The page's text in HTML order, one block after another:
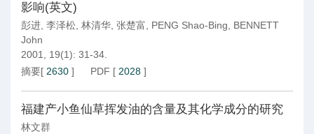
影响(英文)
彭进 李泽松 林清华 张楚富 PENG Shao-Bing
BENNETT
John
2001, 19(1): 31-34.
摘要[ 2630 ] PDF [ 2028 ]
福建产小鱼仙草挥发油的含量及其化学成分的研究
林文群